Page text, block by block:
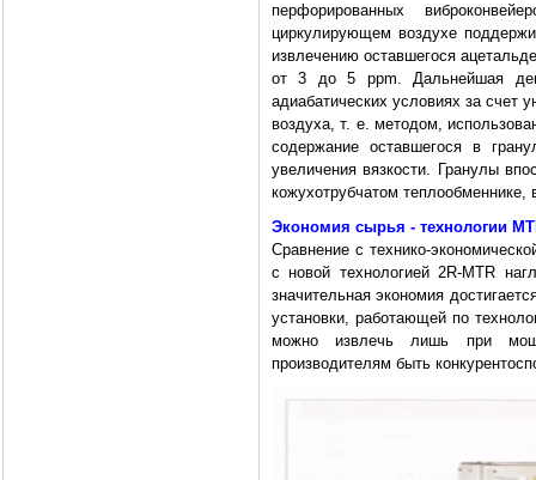
перфорированных
циркулирующем воздухе
извлечению оставшегося
от 3 до 5 ррm. Дальнейшая
адиабатических условиях за счет
воздуха, т. е. методом,
содержание оставшегося в
увеличения вязкости. Гранулы
кожухотрубчатом
Экономия сырья - технологии
Сравнение с технико-
с новой технологией 2R-MTR
значительная экономия
установки, работающей по
можно извлечь лишь при
производителям быть